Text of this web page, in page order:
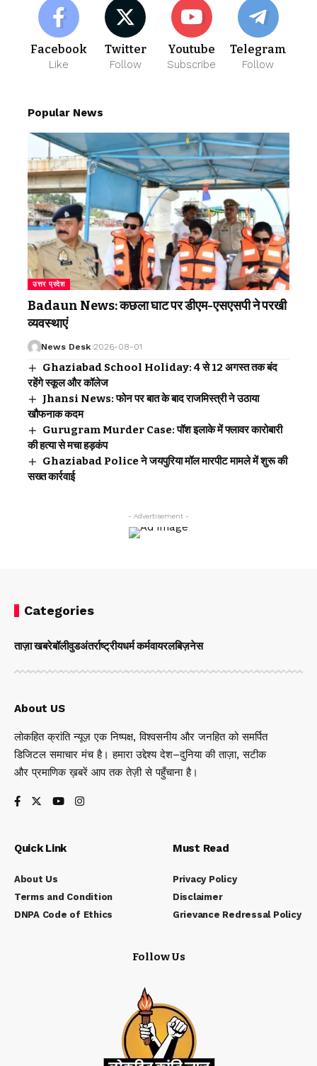
Facebook
Like
Twitter
Follow
Youtube
Subscribe
Telegram
Follow
Popular News
उत्तर प्रदेश
Badaun News: कछला घाट पर डीएम-एसएसपी ने परखी
व्यवस्थाएं
News Desk 2026-08-01
Ghaziabad School Holiday: 4 से 12 अगस्त तक बंद
रहेंगे स्कूल और कॉलेज
Jhansi News: फोन पर बात के बाद राजमिस्त्री ने उठाया
खौफनाक कदम
Gurugram Murder Case: पॉश इलाके में फ्लावर कारोबारी
की हत्या से मचा हड़कंप
Ghaziabad Police ने जयपुरिया मॉल मारपीट मामले में शुरू की
सख्त कार्रवाई
- Advertisement -
Categories
ताज़ा खबरेबॉलीवुडअंतर्राष्ट्रीयधर्म कर्मवायरलबिज़नेस
About US
लोकहित क्रांति न्यूज़ एक निष्पक्ष, विश्वसनीय और जनहित को समर्पित
डिजिटल समाचार मंच है। हमारा उद्देश्य देश–दुनिया की ताज़ा, सटीक
और प्रमाणिक ख़बरें आप तक तेज़ी से पहुँचाना है।
Quick Link
About Us
Terms and Condition
DNPA Code of Ethics
Must Read
Privacy Policy
Disclaimer
Grievance Redressal Policy
Follow Us